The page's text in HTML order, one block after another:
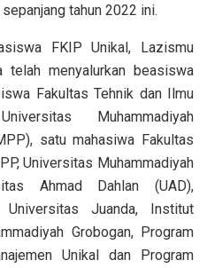
tahun 2022 ini.
FKIP Unikal, Lazismu
telah menyalurkan beasiswa
Fakultas Tehnik dan Ilmu
Muhammadiyah
satu mahasiwa Fakultas
Universitas Muhammadiyah
Ahmad Dahlan (UAD),
Juanda, Institut
Grobogan, Program
Unikal dan Program